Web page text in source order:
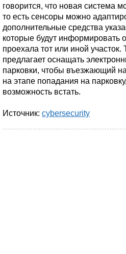
говорится, что новая система
то есть сенсоры можно
дополнительные средства
которые будут информировать
проехала тот или иной
предлагает оснащать
парковки, чтобы въезжающий
на этапе попадания на
возможность встать.
Источник: cybersecurity